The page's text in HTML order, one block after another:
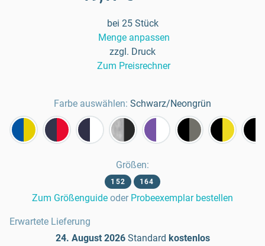
bei 25 Stück
Menge anpassen
zzgl. Druck
Zum Preisrechner
Farbe auswählen: Schwarz/Neongrün
Größen:
152 164
Zum Größenguide oder Probeexemplar bestellen
Erwartete Lieferung
24. August 2026 Standard kostenlos